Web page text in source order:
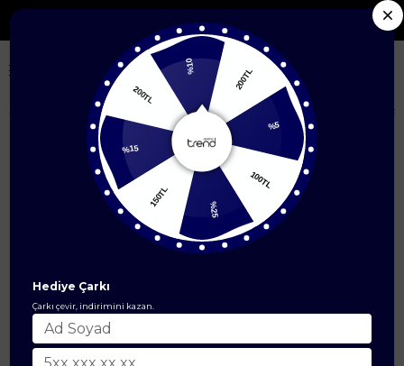
Seçili Yeni Sezon Ürünlerde %50'ye Varan İndirim
Çanta & Cüzdan Modelleri Çanta Uzun Askılı Orta Boy
200TL
100TL
150TL
200TL
Hediye Çarkı
Çarkı çevir, indirimini kazan.